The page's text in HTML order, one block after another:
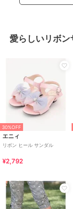
愛らしいリボン
30%OFF
エニィ
リボン ヒール サンダル
¥2,792